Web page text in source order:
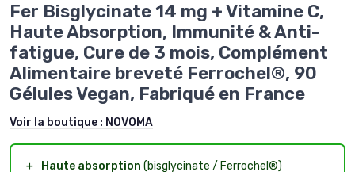
Fer Bisglycinate 14 mg + Vitamine C,
Haute Absorption, Immunité & Anti-
fatigue, Cure de 3 mois, Complément
Alimentaire breveté Ferrochel®, 90
Gélules Vegan, Fabriqué en France
Voir la boutique : NOVOMA
＋ Haute absorption (bisglycinate / Ferrochel®)